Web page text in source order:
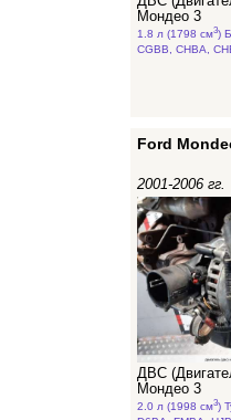
Мондео 3
1.8 л (1798 см3)
CGBB, CHBA,
Ford
2001-2006 гг.
ДВС
Мондео 3
2.0 л (1998 см3)